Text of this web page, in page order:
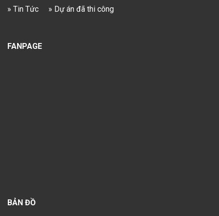
» Tin Tức » Dự án đã thi công
FANPAGE
BẢN ĐỒ